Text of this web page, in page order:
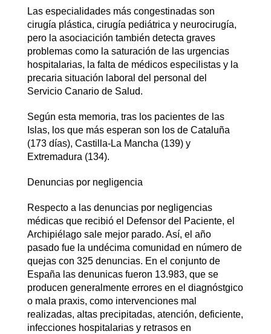
Las especialidades más congestinadas son
cirugía plástica, cirugía pediátrica y neurocirugía,
pero la asociacición también detecta graves
problemas como la saturación de las urgencias
hospitalarias, la falta de médicos especilistas y la
precaria situación laboral del personal del
Servicio Canario de Salud.
Según esta memoria, tras los pacientes de las
Islas, los que más esperan son los de Cataluña
(173 días), Castilla-La Mancha (139) y
Extremadura (134).
Denuncias por negligencia
Respecto a las denuncias por negligencias
médicas que recibió el Defensor del Paciente, el
Archipiélago sale mejor parado. Así, el año
pasado fue la undécima comunidad en número de
quejas con 325 denuncias. En el conjunto de
España las denunicas fueron 13.983, que se
producen generalmente errores en el diagnóstgico
o mala praxis, como intervenciones mal
realizadas, altas precipitadas, atención, deficiente,
infecciones hospitalarias y retrasos en